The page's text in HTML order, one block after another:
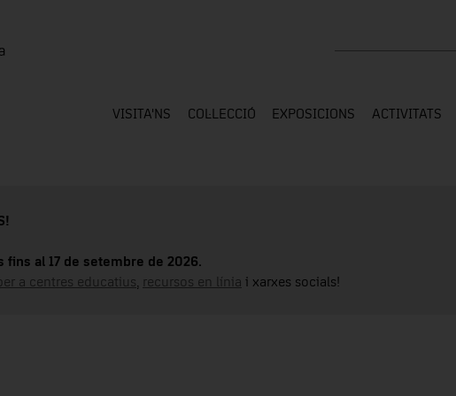
VISITA'NS COL·LECCIÓ EXPOSICIONS ACTIVITATS
fins al 17 de setembre de 2026.
a centres educatius recursos en línia i xarxes socials!